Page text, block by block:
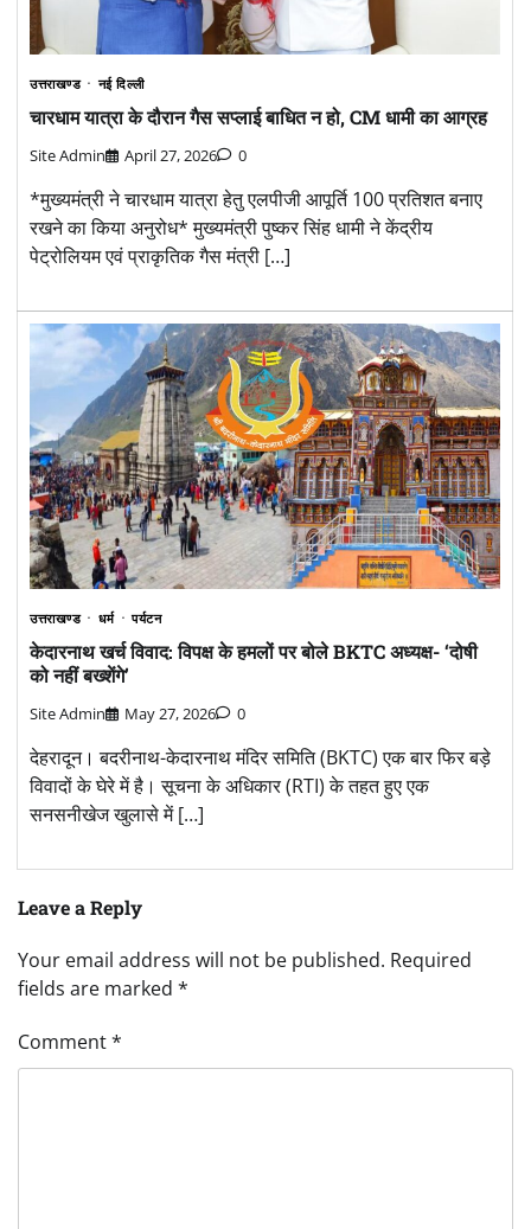
उत्तराखण्ड नई दिल्ली
चारधाम यात्रा के दौरान गैस सप्लाई बाधित न हो, CM धामी का आग्रह
Site Admin April 27, 2026 0
*मुख्यमंत्री ने चारधाम यात्रा हेतु एलपीजी आपूर्ति 100 प्रतिशत बनाए
रखने का किया अनुरोध* मुख्यमंत्री पुष्कर सिंह धामी ने केंद्रीय
पेट्रोलियम एवं प्राकृतिक गैस मंत्री […]
उत्तराखण्ड धर्म पर्यटन
केदारनाथ खर्च विवाद: विपक्ष के हमलों पर बोले BKTC अध्यक्ष- ‘दोषी
को नहीं बख्शेंगे’
Site Admin May 27, 2026 0
देहरादून। बदरीनाथ-केदारनाथ मंदिर समिति (BKTC) एक बार फिर बड़े
विवादों के घेरे में है। सूचना के अधिकार (RTI) के तहत हुए एक
सनसनीखेज खुलासे में […]
Leave a Reply
Your email address will not be published. Required
fields are marked *
Comment*